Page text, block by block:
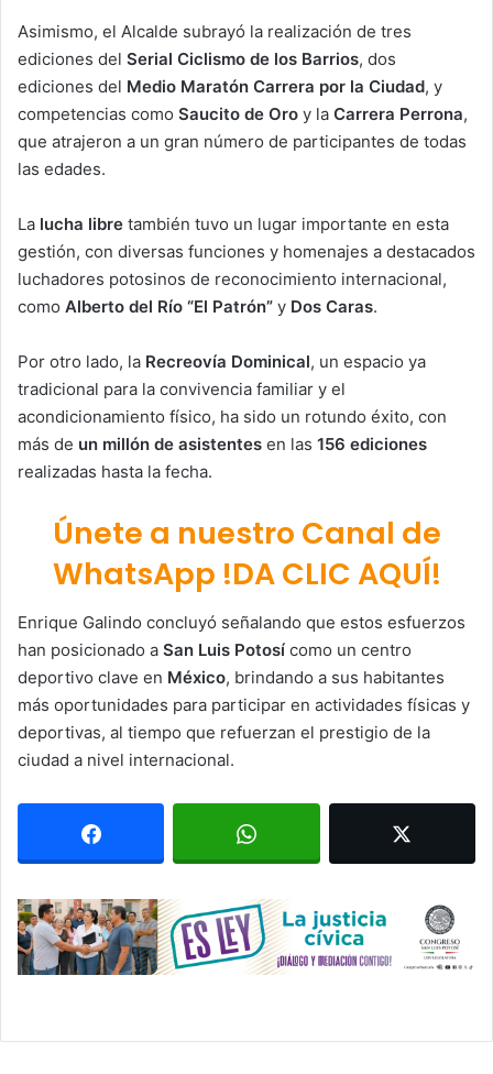
Asimismo, el Alcalde subrayó la realización de tres
ediciones del Serial Ciclismo de los Barrios, dos
ediciones del Medio Maratón Carrera por la Ciudad, y
competencias como Saucito de Oro y la Carrera Perrona,
que atrajeron a un gran número de participantes de todas
las edades.
La lucha libre también tuvo un lugar importante en esta
gestión, con diversas funciones y homenajes a destacados
luchadores potosinos de reconocimiento internacional,
como Alberto del Río “El Patrón” y Dos Caras.
Por otro lado, la Recreovía Dominical, un espacio ya
tradicional para la convivencia familiar y el
acondicionamiento físico, ha sido un rotundo éxito, con
más de un millón de asistentes en las 156 ediciones
realizadas hasta la fecha.
Únete a nuestro Canal de
WhatsApp !DA CLIC AQUÍ!
Enrique Galindo concluyó señalando que estos esfuerzos
han posicionado a San Luis Potosí como un centro
deportivo clave en México, brindando a sus habitantes
más oportunidades para participar en actividades físicas y
deportivas, al tiempo que refuerzan el prestigio de la
ciudad a nivel internacional.